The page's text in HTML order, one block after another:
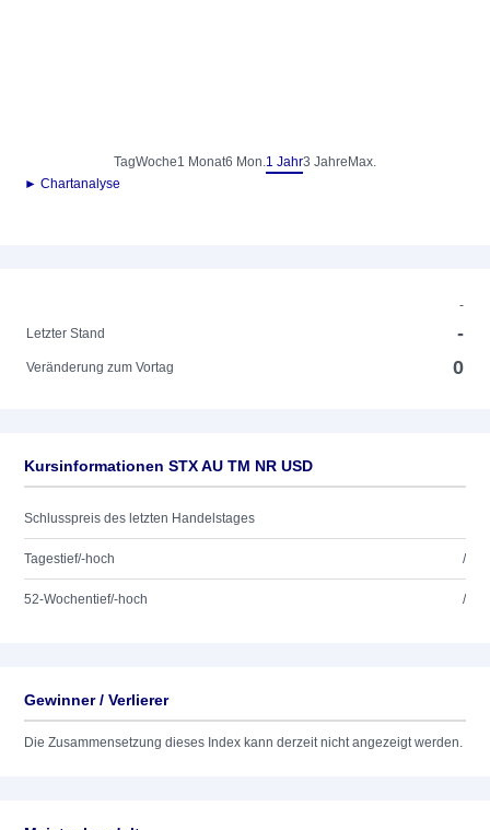
TagWoche1 Monat6 Mon.1 Jahr3 Jahre Max.
► Chartanalyse
-
Letzter Stand
-
Veränderung zum Vortag 0
Kursinformationen STX AU TM NR USD
Schlusspreis des letzten Handelstages
Tagestief/-hoch /
52-Wochentief/-hoch /
Gewinner / Verlierer
Die Zusammensetzung dieses Index kann derzeit nicht angezeigt werden.